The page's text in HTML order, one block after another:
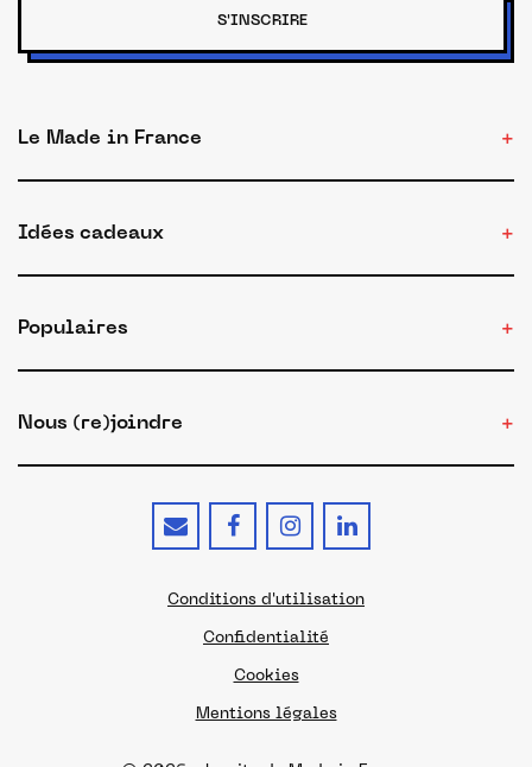
S'INSCRIRE
Le Made in France
Idées cadeaux
Populaires
Nous (re)joindre
Conditions d'utilisation
Confidentialité
Cookies
Mentions légales